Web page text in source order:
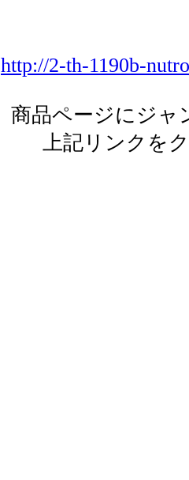
http://2-th-1190b-
商品ページにジャ
上記リンクを